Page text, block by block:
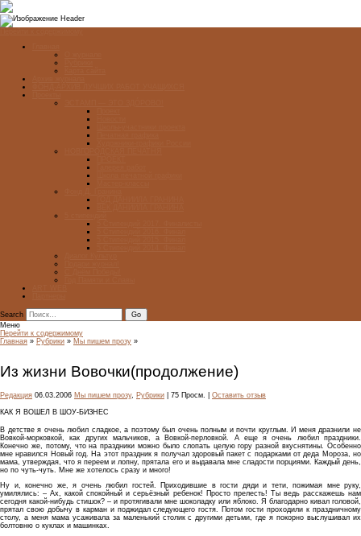
Search
Меню
Перейти к содержимому
Главная » Рубрики » Мы пишем прозу »
Из жизни Вовочки(продолжение)
Редакция 06.03.2006 Мы пишем прозу, Рубрики | 75 Просм. | Оставить отзыв
КАК Я ВОШЕЛ В ШОУ-БИЗНЕС
В детстве я очень любил сладкое, а поэтому был очень полным и почти круглым. И меня дразнили не
Вовкой-морковкой, как других мальчиков, а Вовкой-перловкой. А еще я очень любил праздники.
Конечно же, потому, что на праздники можно было слопать целую гору разной вкуснятины. Особенно
мне нравился Новый год. На этот праздник я получал здоровый пакет с подарками от деда Мороза, но
мама, утверждая, что я переем и лопну, прятала его и выдавала мне сладости порциями. Каждый день,
но по чуть-чуть. Мне же хотелось сразу и много!
Ну и, конечно же, я очень любил гостей. Приходившие в гости дяди и тети, пожимая мне руку,
умилялись: – Ах, какой спокойный и серьёзный ребенок! Просто прелесть! Ты ведь расскажешь нам
сегодня какой-нибудь стишок? – и протягивали мне шоколадку или яблоко. Я благодарно кивал головой,
прятал свою добычу в карман и поджидал следующего гостя. Потом гости проходили к праздничному
столу, а меня мама усаживала за маленький столик с другими детьми, где я покорно выслушивал их
болтовню о куклах и машинках.